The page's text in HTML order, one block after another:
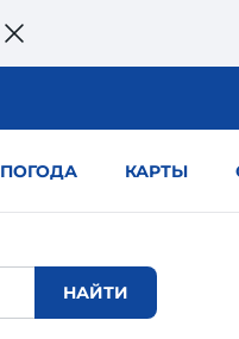
ПОГОДА КАРТЫ